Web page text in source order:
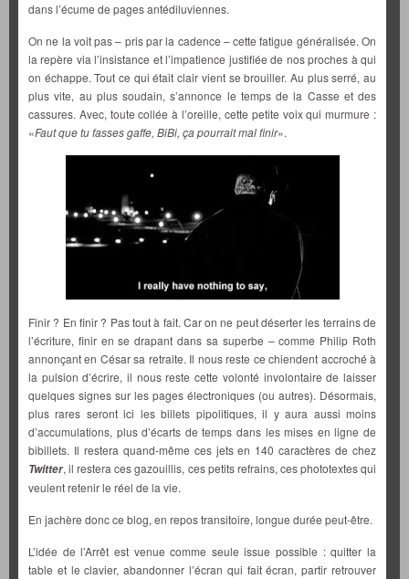
dans l’écume de pages antédiluviennes.
On ne la voit pas – pris par la cadence – cette fatigue généralisée. On
la repère via l’insistance et l’impatience justifiée de nos proches à qui
on échappe. Tout ce qui était clair vient se brouiller. Au plus serré, au
plus vite, au plus soudain, s’annonce le temps de la Casse et des
cassures. Avec, toute collée à l’oreille, cette petite voix qui murmure :
«Faut que tu fasses gaffe, BiBi, ça pourrait mal finir».
Finir ? En finir ? Pas tout à fait. Car on ne peut déserter les terrains de
l’écriture, finir en se drapant dans sa superbe – comme Philip Roth
annonçant en César sa retraite. Il nous reste ce chiendent accroché à
la pulsion d’écrire, il nous reste cette volonté involontaire de laisser
quelques signes sur les pages électroniques (ou autres). Désormais,
plus rares seront ici les billets pipolitiques, il y aura aussi moins
d’accumulations, plus d’écarts de temps dans les mises en ligne de
bibillets. Il restera quand-même ces jets en 140 caractères de chez
Twitter, il restera ces gazouillis, ces petits refrains, ces phototextes qui
veulent retenir le réel de la vie.
En jachère donc ce blog, en repos transitoire, longue durée peut-être.
L’idée de l’Arrêt est venue comme seule issue possible : quitter la
table et le clavier, abandonner l’écran qui fait écran, partir retrouver